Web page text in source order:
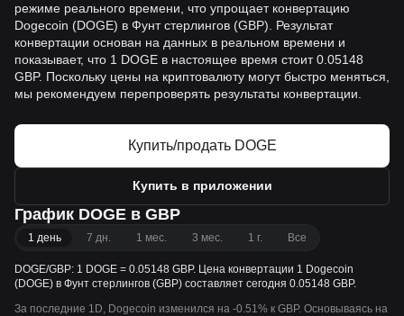
режиме реального времени, что упрощает конвертацию
Dogecoin (DOGE) в Фунт стерлингов (GBP). Результат
конвертации основан на данных в реальном времени и
показывает, что 1 DOGE в настоящее время стоит 0.05148
GBP. Поскольку цены на криптовалюту могут быстро меняться,
мы рекомендуем перепроверять результаты конвертации.
Купить/продать DOGE
Купить в приложении
График DOGE в GBP
1 день 7 дн. 1 мес. 3 мес. 1 г. Все
DOGE/GBP: 1 DOGE = 0.05148 GBP. Цена конвертации 1 Dogecoin
(DOGE) в Фунт стерлингов (GBP) составляет сегодня 0.05148 GBP.
За последние 1D, Dogecoin изменился на -0.51% к GBP. Основываясь на